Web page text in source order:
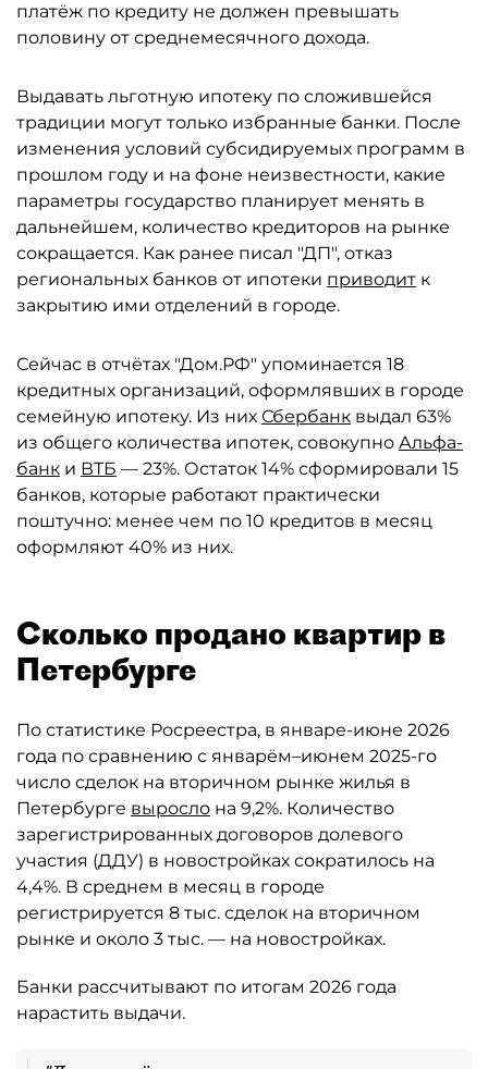
платёж по кредиту не должен превышать
половину от среднемесячного дохода.
Выдавать льготную ипотеку по сложившейся
традиции могут только избранные банки. После
изменения условий субсидируемых программ в
прошлом году и на фоне неизвестности, какие
параметры государство планирует менять в
дальнейшем, количество кредиторов на рынке
сокращается. Как ранее писал "ДП", отказ
региональных банков от ипотеки приводит к
закрытию ими отделений в городе.
Сейчас в отчётах "Дом.РФ" упоминается 18
кредитных организаций, оформлявших в городе
семейную ипотеку. Из них Сбербанк выдал 63%
из общего количества ипотек, совокупно Альфа-
банк и ВТБ — 23%. Остаток 14% сформировали 15
банков, которые работают практически
поштучно: менее чем по 10 кредитов в месяц
оформляют 40% из них.
Сколько продано квартир в
Петербурге
По статистике Росреестра, в январе-июне 2026
года по сравнению с январём–июнем 2025-го
число сделок на вторичном рынке жилья в
Петербурге выросло на 9,2%. Количество
зарегистрированных договоров долевого
участия (ДДУ) в новостройках сократилось на
4,4%. В среднем в месяц в городе
регистрируется 8 тыс. сделок на вторичном
рынке и около 3 тыс. — на новостройках.
Банки рассчитывают по итогам 2026 года
нарастить выдачи.